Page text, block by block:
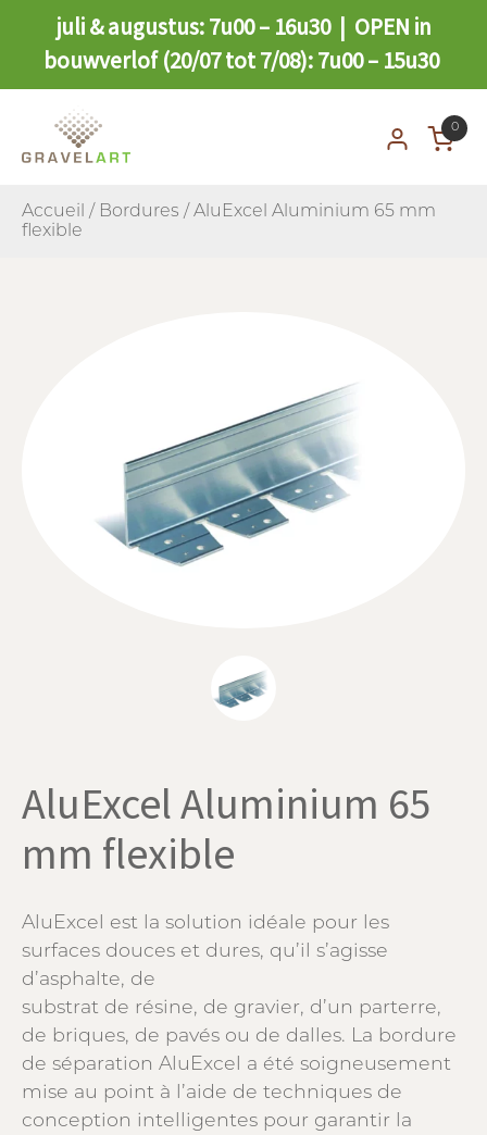
juli & augustus: 7u00 – 16u30 | OPEN in
bouwverlof (20/07 tot 7/08): 7u00 – 15u30
0
Accueil / Bordures / AluExcel Aluminium 65 mm
flexible
AluExcel Aluminium 65
mm flexible
AluExcel est la solution idéale pour les
surfaces douces et dures, qu’il s’agisse
d’asphalte, de
substrat de résine, de gravier, d’un parterre,
de briques, de pavés ou de dalles. La bordure
de séparation AluExcel a été soigneusement
mise au point à l’aide de techniques de
conception intelligentes pour garantir la